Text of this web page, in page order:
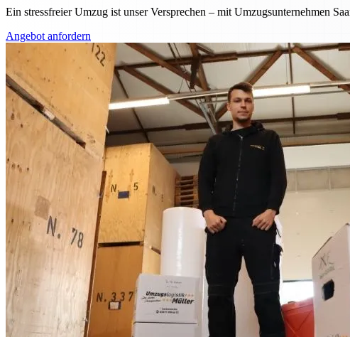
Ein stressfreier Umzug ist unser Versprechen – mit Umzugsunternehmen
Angebot anfordern